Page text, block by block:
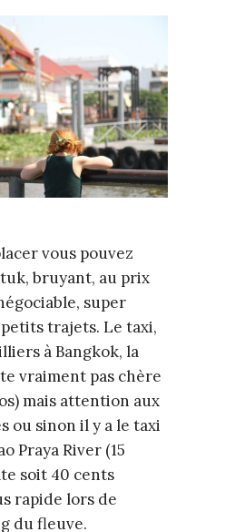
vous pouvez
bruyant, au prix
super
trajets. Le taxi,
à Bangkok, la
vraiment pas chère
mais attention aux
ou sinon il y a le taxi
Praya River (15
soit 40 cents
rapide lors de
du fleuve.